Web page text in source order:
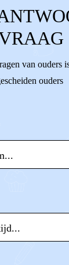
van ouders
ouders